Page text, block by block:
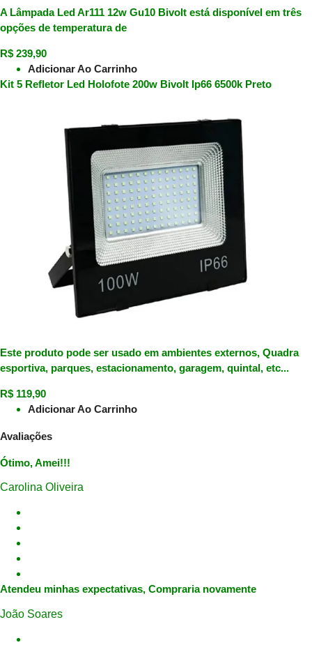
A Lâmpada Led Ar111 12w Gu10 Bivolt está disponível em três
opções de temperatura de
R$ 239,90
Adicionar Ao Carrinho
Kit 5 Refletor Led Holofote 200w Bivolt Ip66 6500k Preto
Este produto pode ser usado em ambientes externos, Quadra
esportiva, parques, estacionamento, garagem, quintal, etc...
R$ 119,90
Adicionar Ao Carrinho
Avaliações
Ótimo, Amei!!!
Carolina Oliveira
Atendeu minhas expectativas, Compraria novamente
João Soares